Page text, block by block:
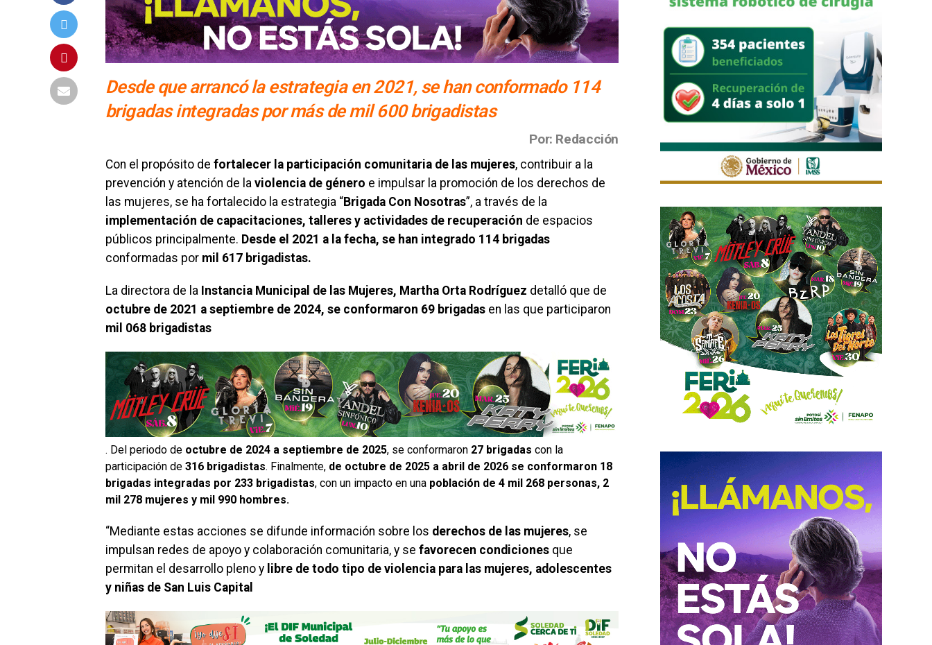
Desde que arrancó la estrategia en 2021, se han conformado 114
brigadas integradas por más de mil 600 brigadistas
Por: Redacción
Con el propósito de fortalecer la participación comunitaria de las mujeres, contribuir a la
prevención y atención de la violencia de género e impulsar la promoción de los derechos de
las mujeres, se ha fortalecido la estrategia “Brigada Con Nosotras”, a través de la
implementación de capacitaciones, talleres y actividades de recuperación de espacios
públicos principalmente. Desde el 2021 a la fecha, se han integrado 114 brigadas
conformadas por mil 617 brigadistas.
La directora de la Instancia Municipal de las Mujeres, Martha Orta Rodríguez detalló que de
octubre de 2021 a septiembre de 2024, se conformaron 69 brigadas en las que participaron
mil 068 brigadistas
. Del periodo de octubre de 2024 a septiembre de 2025, se conformaron 27 brigadas con la
participación de 316 brigadistas. Finalmente, de octubre de 2025 a abril de 2026 se conformaron 18
brigadas integradas por 233 brigadistas, con un impacto en una población de 4 mil 268 personas, 2
mil 278 mujeres y mil 990 hombres.
“Mediante estas acciones se difunde información sobre los derechos de las mujeres, se
impulsan redes de apoyo y colaboración comunitaria, y se favorecen condiciones que
permitan el desarrollo pleno y libre de todo tipo de violencia para las mujeres, adolescentes
y niñas de San Luis Capital